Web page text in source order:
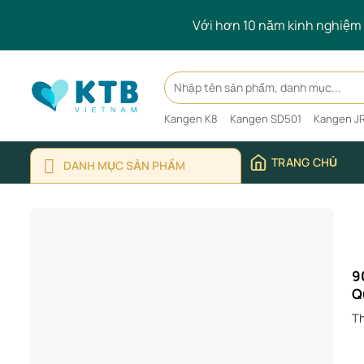
content
Với hơn 10 năm kinh
Search
for:
Kangen K8 Kangen SD501 Kangen
DANH MỤC SẢN PHẨM TRANG CHỦ